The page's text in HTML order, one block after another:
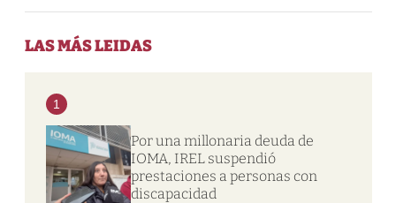
LAS MÁS LEIDAS
1
Por una millonaria deuda de
IOMA, IREL suspendió
prestaciones a personas con
discapacidad